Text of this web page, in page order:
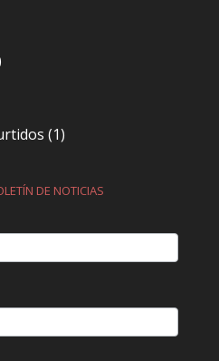
(1)
DE NOTICIAS